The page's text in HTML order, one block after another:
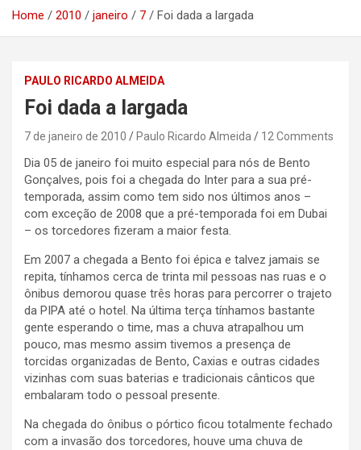
Home 2010 janeiro 7 Foi dada a largada
PAULO RICARDO ALMEIDA
Foi dada a largada
7 de janeiro de 2010 Paulo Ricardo Almeida 12 Comments
Dia 05 de janeiro foi muito especial para nós de Bento
Gonçalves, pois foi a chegada do Inter para a sua pré-
temporada, assim como tem sido nos últimos anos –
com exceção de 2008 que a pré-temporada foi em Dubai
– os torcedores fizeram a maior festa.
Em 2007 a chegada a Bento foi épica e talvez jamais se
repita, tínhamos cerca de trinta mil pessoas nas ruas e o
ônibus demorou quase três horas para percorrer o trajeto
da PIPA até o hotel. Na última terça tínhamos bastante
gente esperando o time, mas a chuva atrapalhou um
pouco, mas mesmo assim tivemos a presença de
torcidas organizadas de Bento, Caxias e outras cidades
vizinhas com suas baterias e tradicionais cânticos que
embalaram todo o pessoal presente.
Na chegada do ônibus o pórtico ficou totalmente fechado
com a invasão dos torcedores, houve uma chuva de